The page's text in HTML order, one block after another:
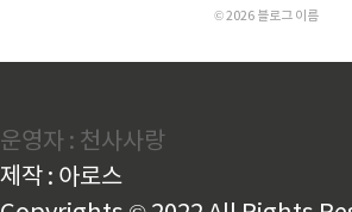
고하면 준비 과정에서 불필요한 시행착오를 줄이
© 2026 블로그 이름
운영자 : 천사사랑
제작 : 아로스